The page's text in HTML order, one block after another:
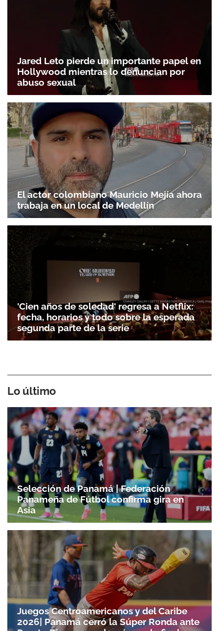
Jared Leto pierde un importante papel en
Hollywood mientras lo denuncian por
abuso sexual
El actor colombiano Mauricio Mejía ahora
trabaja en un local de Medellín
'Cien años de soledad' regresa a Netflix:
fecha, horarios y todo sobre la esperada
segunda parte de la serie
Lo último
Selección de Panamá | Federación
Panameña de Fútbol confirma gira en
Asia
Juegos Centroamericanos y del Caribe
2026| Panamá cerró la Súper Ronda ante